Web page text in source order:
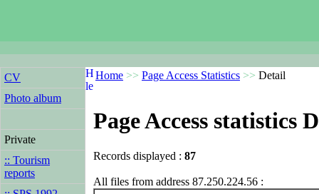
CV
Photo album
Private
:: Tourism
reports
Home >> Page Access Statistics >> Detail
Page Access statistics
Records displayed : 87
All files from address 87.250.224.56 :